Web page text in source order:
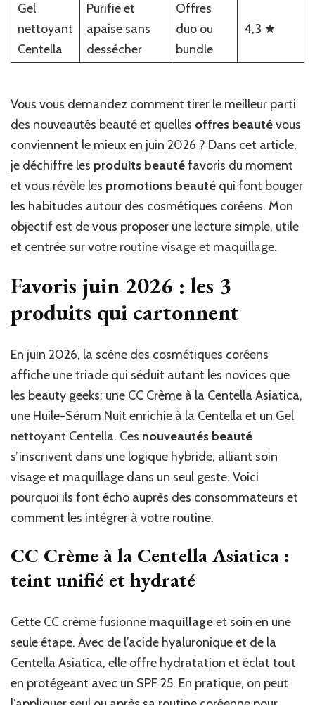
Gel
nettoyant
Centella
Purifie et
apaise sans
dessécher
Offres
duo ou
bundle
4,3 ★
Vous vous demandez comment tirer le meilleur parti
des nouveautés beauté et quelles offres beautévous
conviennent le mieux en juin 2026 ? Dans cet article,
je déchiffre les produits beautéfavoris du moment
et vous révèle les promotions beauté qui font bouger
les habitudes autour des cosmétiques coréens. Mon
objectif est de vous proposer une lecture simple, utile
et centrée sur votre routine visage et maquillage.
Favoris juin 2026 : les 3
produits qui cartonnent
En juin 2026, la scène des cosmétiques coréens
affiche une triade qui séduit autant les novices que
les beauty geeks: une CC Crème à la Centella Asiatica,
une Huile-Sérum Nuit enrichie à la Centella et un Gel
nettoyant Centella. Ces nouveautés beauté
s’inscrivent dans une logique hybride, alliant soin
visage et maquillage dans un seul geste. Voici
pourquoi ils font écho auprès des consommateurs et
comment les intégrer à votre routine.
CC Crème à la Centella Asiatica :
teint unifié et hydraté
Cette CC crème fusionne maquillageet soin en une
seule étape. Avec de l’acide hyaluronique et de la
Centella Asiatica, elle offre hydratation et éclat tout
en protégeant avec un SPF 25. En pratique, on peut